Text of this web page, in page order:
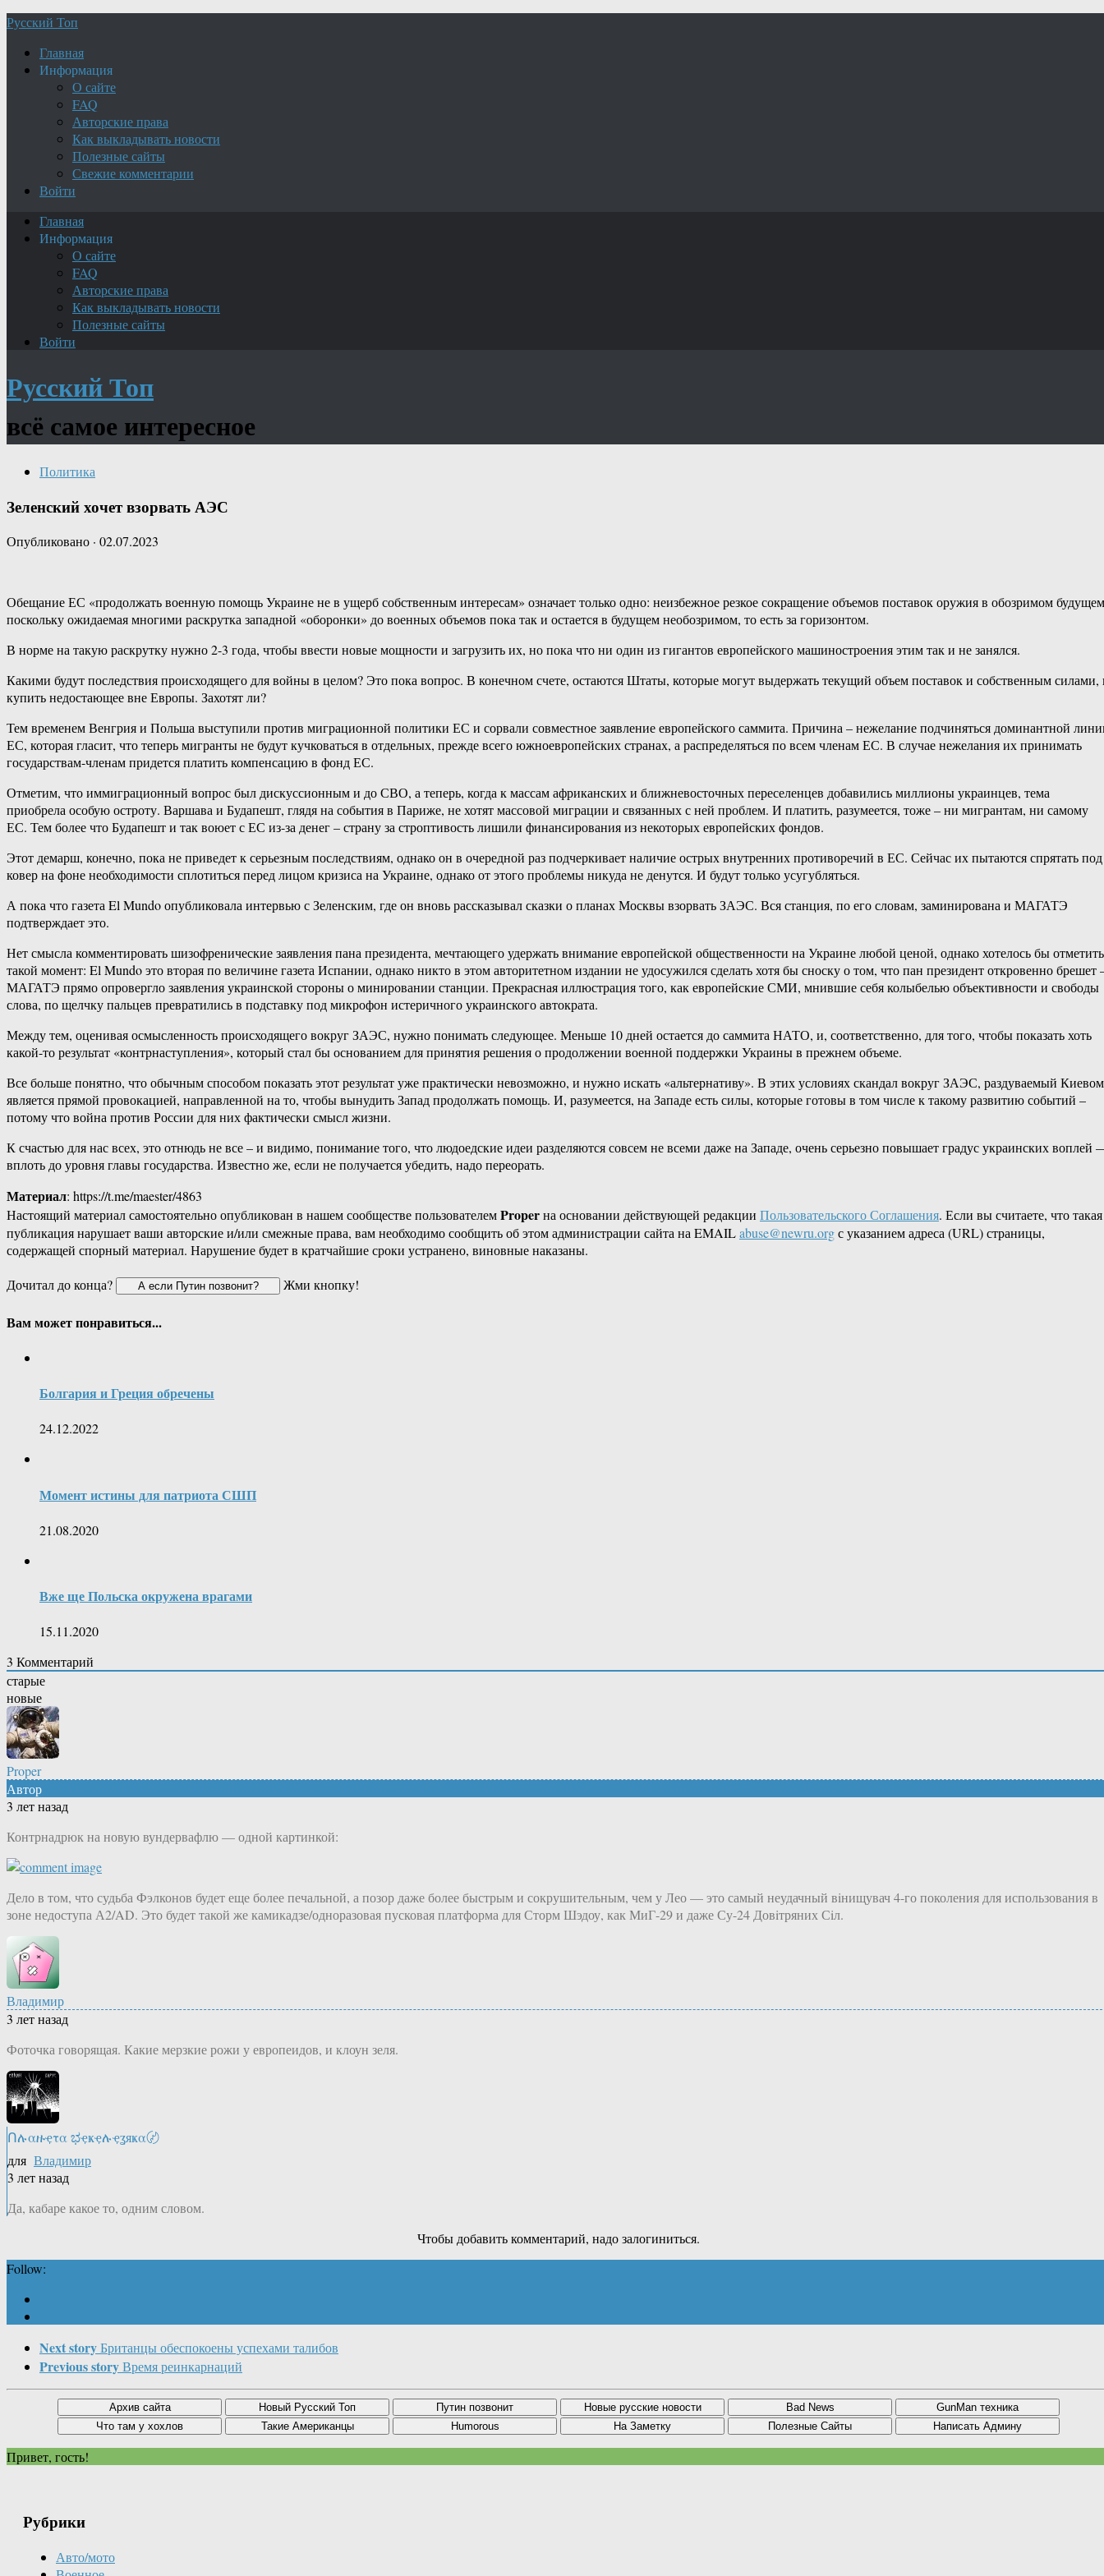
Русский Топ
Главная
Информация
О сайте
FAQ
Авторские права
Как выкладывать новости
Полезные сайты
Свежие комментарии
Войти
Главная
Информация
О сайте
FAQ
Авторские права
Как выкладывать новости
Полезные сайты
Войти
Русский Топ
всё самое интересное
Политика
Зеленский хочет взорвать АЭС
Опубликовано · 02.07.2023
Обещание ЕС «продолжать военную помощь Украине не в ущерб собственным интересам» означает только одно: неизбежное резкое сокращение объемов поставок оружия в обозримом
поскольку ожидаемая многими раскрутка западной «оборонки» до военных объемов пока так и остается в будущем необозримом, то есть за горизонтом.
В норме на такую раскрутку нужно 2-3 года, чтобы ввести новые мощности и загрузить их, но пока что ни один из гигантов европейского машиностроения этим так и не занялся.
Какими будут последствия происходящего для войны в целом? Это пока вопрос. В конечном счете, остаются Штаты, которые могут выдержать текущий объем поставок и собственным силами,
купить недостающее вне Европы. Захотят ли?
Тем временем Венгрия и Польша выступили против миграционной политики ЕС и сорвали совместное заявление европейского саммита. Причина – нежелание подчиняться доминантной
ЕС, которая гласит, что теперь мигранты не будут кучковаться в отдельных, прежде всего южноевропейских странах, а распределяться по всем членам ЕС. В случае нежелания их принимать
государствам-членам придется платить компенсацию в фонд ЕС.
Отметим, что иммиграционный вопрос был дискуссионным и до СВО, а теперь, когда к массам африканских и ближневосточных переселенцев добавились миллионы украинцев, тема
приобрела особую остроту. Варшава и Будапешт, глядя на события в Париже, не хотят массовой миграции и связанных с ней проблем. И платить, разумеется, тоже – ни мигрантам, ни самому
ЕС. Тем более что Будапешт и так воюет с ЕС из-за денег – страну за строптивость лишили финансирования из некоторых европейских фондов.
Этот демарш, конечно, пока не приведет к серьезным последствиям, однако он в очередной раз подчеркивает наличие острых внутренних противоречий в ЕС. Сейчас их пытаются спрятать под
ковер на фоне необходимости сплотиться перед лицом кризиса на Украине, однако от этого проблемы никуда не денутся. И будут только усугубляться.
А пока что газета El Mundo опубликовала интервью с Зеленским, где он вновь рассказывал сказки о планах Москвы взорвать ЗАЭС. Вся станция, по его словам, заминирована и МАГАТЭ
подтверждает это.
Нет смысла комментировать шизофренические заявления пана президента, мечтающего удержать внимание европейской общественности на Украине любой ценой, однако хотелось бы отметить
такой момент: El Mundo это вторая по величине газета Испании, однако никто в этом авторитетном издании не удосужился сделать хотя бы сноску о том, что пан президент откровенно брешет
МАГАТЭ прямо опровергло заявления украинской стороны о минировании станции. Прекрасная иллюстрация того, как европейские СМИ, мнившие себя колыбелью объективности и свободы
слова, по щелчку пальцев превратились в подставку под микрофон истеричного украинского автократа.
Между тем, оценивая осмысленность происходящего вокруг ЗАЭС, нужно понимать следующее. Меньше 10 дней остается до саммита НАТО, и, соответственно, для того, чтобы показать хоть
какой-то результат «контрнаступления», который стал бы основанием для принятия решения о продолжении военной поддержки Украины в прежнем объеме.
Все больше понятно, что обычным способом показать этот результат уже практически невозможно, и нужно искать «альтернативу». В этих условиях скандал вокруг ЗАЭС, раздуваемый
является прямой провокацией, направленной на то, чтобы вынудить Запад продолжать помощь. И, разумеется, на Западе есть силы, которые готовы в том числе к такому развитию событий –
потому что война против России для них фактически смысл жизни.
К счастью для нас всех, это отнюдь не все – и видимо, понимание того, что людоедские идеи разделяются совсем не всеми даже на Западе, очень серьезно повышает градус украинских воплей
вплоть до уровня главы государства. Известно же, если не получается убедить, надо переорать.
Материал: https://t.me/maester/4863
Настоящий материал самостоятельно опубликован в нашем сообществе пользователемProperна основании действующей редакции Пользовательского Соглашения. Если вы считаете, что такая
публикация нарушает ваши авторские и/или смежные права, вам необходимо сообщить об этом администрации сайта на EMAILabuse@newru.orgс указанием адреса (URL) страницы,
содержащей спорный материал. Нарушение будет в кратчайшие сроки устранено, виновные наказаны.
Дочитал до конца?
Жми кнопку!
Вам может понравиться...
Болгария и Греция обречены
24.12.2022
Момент истины для патриота СШП
21.08.2020
Вже ще Польска окружена врагами
15.11.2020
3 Комментарий
старые
новые
Proper
Автор
3 лет назад
Контрнадрюк на новую вундервафлю — одной картинкой:
Дело в том, что судьба Фэлконов будет еще более печальной, а позор даже более быстрым и сокрушительным, чем у Лео — это самый неудачный вiнищувач 4-го поколения для использования в
зоне недоступа А2/AD. Это будет такой же камикадзе/одноразовая пусковая платформа для Сторм Шэдоу, как МиГ-29 и даже Су-24 Довiтряних Сiл.
Владимир
3 лет назад
Фоточка говорящая. Какие мерзкие рожи у европеидов, и клоун зеля.
Ոሉαዙҿτα ಭҿҝҿሉҿʓяҝα〄
для Владимир
3 лет назад
Да, кабаре какое то, одним словом.
Чтобы добавить комментарий, надо залогиниться.
Follow:
Next storyБританцы обеспокоены успехами талибов
Previous storyВремя реинкарнаций
Привет, гость!
Рубрики
Авто/мото